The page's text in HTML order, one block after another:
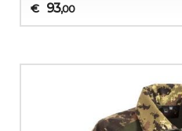
€ 93,00